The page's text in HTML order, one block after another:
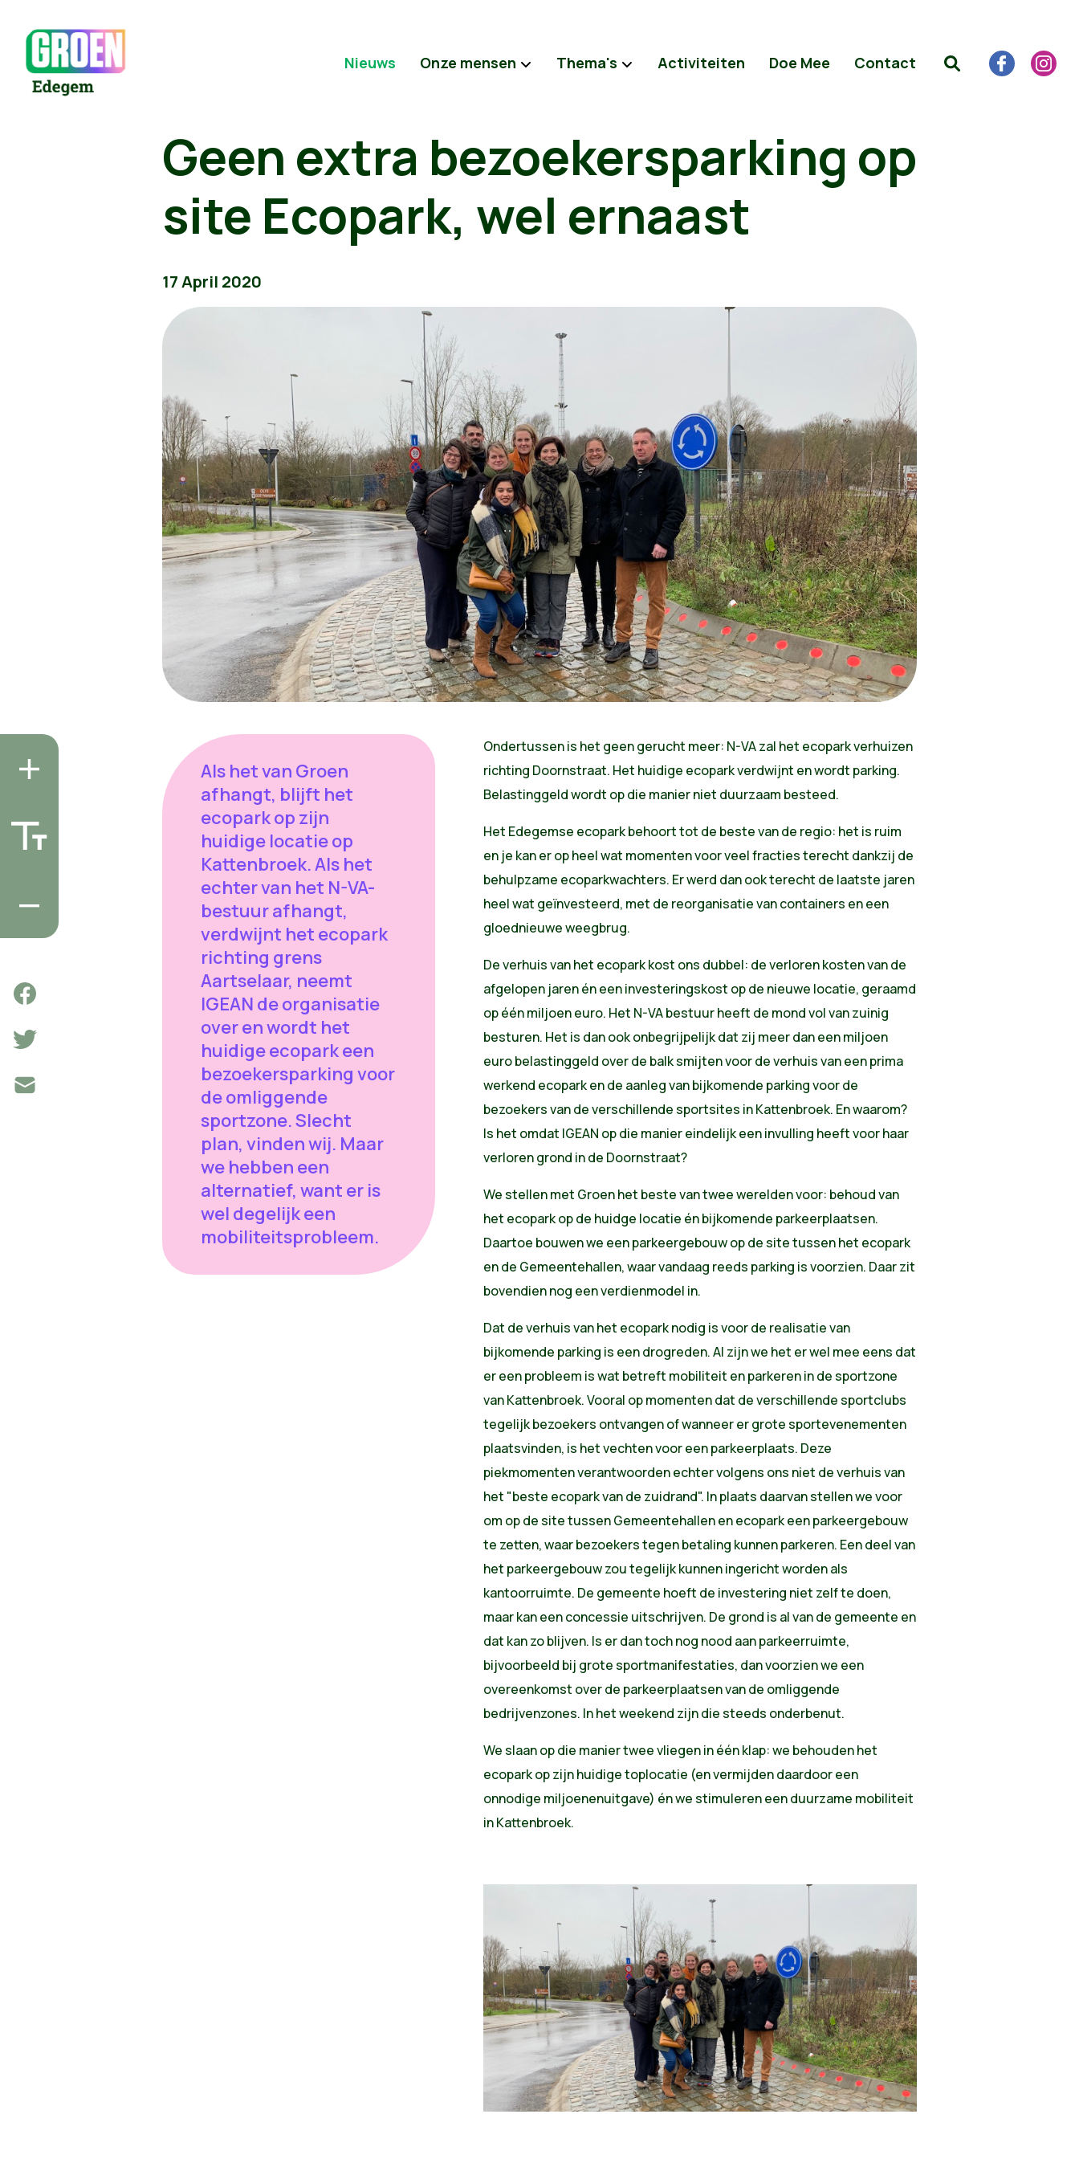
Nieuws Onze mensen Thema's Activiteiten Doe Mee Contact
Geen extra bezoekersparking op
site Ecopark, wel ernaast
17 April 2020
Als het van Groen
afhangt, blijft het
ecopark op zijn
huidige locatie op
Kattenbroek. Als het
echter van het N-VA-
bestuur afhangt,
verdwijnt het ecopark
richting grens
Aartselaar, neemt
IGEAN de organisatie
over en wordt het
huidige ecopark een
bezoekersparking voor
de omliggende
sportzone. Slecht
plan, vinden wij. Maar
we hebben een
alternatief, want er is
wel degelijk een
mobiliteitsprobleem.
Ondertussen is het geen gerucht meer: N-VA zal het ecopark verhuizen
richting Doornstraat. Het huidige ecopark verdwijnt en wordt parking.
Belastinggeld wordt op die manier niet duurzaam besteed.
Het Edegemse ecopark behoort tot de beste van de regio: het is ruim
en je kan er op heel wat momenten voor veel fracties terecht dankzij de
behulpzame ecoparkwachters. Er werd dan ook terecht de laatste jaren
heel wat geïnvesteerd, met de reorganisatie van containers en een
gloednieuwe weegbrug.
De verhuis van het ecopark kost ons dubbel: de verloren kosten van de
afgelopen jaren én een investeringskost op de nieuwe locatie, geraamd
op één miljoen euro. Het N-VA bestuur heeft de mond vol van zuinig
besturen. Het is dan ook onbegrijpelijk dat zij meer dan een miljoen
euro belastinggeld over de balk smijten voor de verhuis van een prima
werkend ecopark en de aanleg van bijkomende parking voor de
bezoekers van de verschillende sportsites in Kattenbroek. En waarom?
Is het omdat IGEAN op die manier eindelijk een invulling heeft voor haar
verloren grond in de Doornstraat?
We stellen met Groen het beste van twee werelden voor: behoud van
het ecopark op de huidge locatie én bijkomende parkeerplaatsen.
Daartoe bouwen we een parkeergebouw op de site tussen het ecopark
en de Gemeentehallen, waar vandaag reeds parking is voorzien. Daar zit
bovendien nog een verdienmodel in.
Dat de verhuis van het ecopark nodig is voor de realisatie van
bijkomende parking is een drogreden. Al zijn we het er wel mee eens dat
er een probleem is wat betreft mobiliteit en parkeren in de sportzone
van Kattenbroek. Vooral op momenten dat de verschillende sportclubs
tegelijk bezoekers ontvangen of wanneer er grote sportevenementen
plaatsvinden, is het vechten voor een parkeerplaats. Deze
piekmomenten verantwoorden echter volgens ons niet de verhuis van
het "beste ecopark van de zuidrand". In plaats daarvan stellen we voor
om op de site tussen Gemeentehallen en ecopark een parkeergebouw
te zetten, waar bezoekers tegen betaling kunnen parkeren. Een deel van
het parkeergebouw zou tegelijk kunnen ingericht worden als
kantoorruimte. De gemeente hoeft de investering niet zelf te doen,
maar kan een concessie uitschrijven. De grond is al van de gemeente en
dat kan zo blijven. Is er dan toch nog nood aan parkeerruimte,
bijvoorbeeld bij grote sportmanifestaties, dan voorzien we een
overeenkomst over de parkeerplaatsen van de omliggende
bedrijvenzones. In het weekend zijn die steeds onderbenut.
We slaan op die manier twee vliegen in één klap: we behouden het
ecopark op zijn huidige toplocatie (en vermijden daardoor een
onnodige miljoenenuitgave) én we stimuleren een duurzame mobiliteit
in Kattenbroek.